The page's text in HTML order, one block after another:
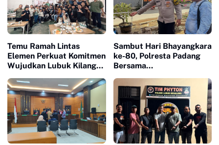
Temu Ramah Lintas
Elemen Perkuat Komitmen
Wujudkan Lubuk Kilangan
Sambut Hari Bhayangkara
ke-80, Polresta Padang
Bersama
Gadang Bangun Sumur
Bor untuk Warga
Terdampak Bencana